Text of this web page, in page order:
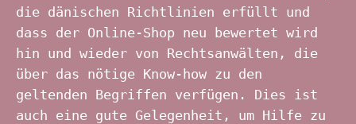
die dänischen Richtlinien erfüllt und
dass der Online-Shop neu bewertet wird
hin und wieder von Rechtsanwälten, die
über das nötige Know-how zu den
geltenden Begriffen verfügen. Dies ist
auch eine gute Gelegenheit, um Hilfe zu